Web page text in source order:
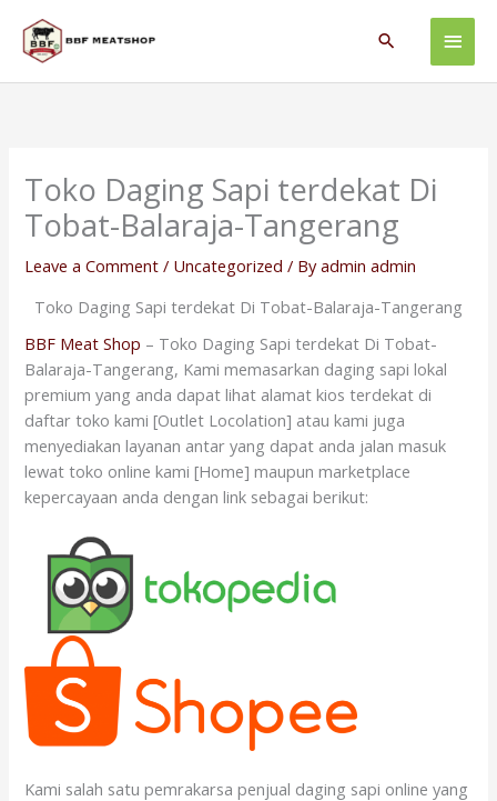
content
Main
Search
Toko Daging Sapi terdekat Di
Tobat-Balaraja-Tangerang
Leave a Comment / Uncategorized / Byadmin admin
Toko Daging Sapi terdekat Di Tobat-Balaraja-Tangerang
BBF Meat Shop – Toko Daging Sapi terdekat Di Tobat-
Balaraja-Tangerang, Kami memasarkan daging sapi lokal
premium yang anda dapat lihat alamat kios terdekat di
daftar toko kami [Outlet Locolation] atau kami juga
menyediakan layanan antar yang dapat anda jalan masuk
lewat toko online kami [Home] maupun marketplace
kepercayaan anda dengan link sebagai berikut:
Kami salah satu pemrakarsa penjual daging sapi online yang